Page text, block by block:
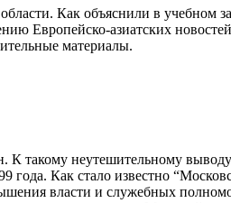
Как объяснили в учебном
Европейско-азиатских
материалы.
такому неутешительному
года. Как стало известно
власти и служебных